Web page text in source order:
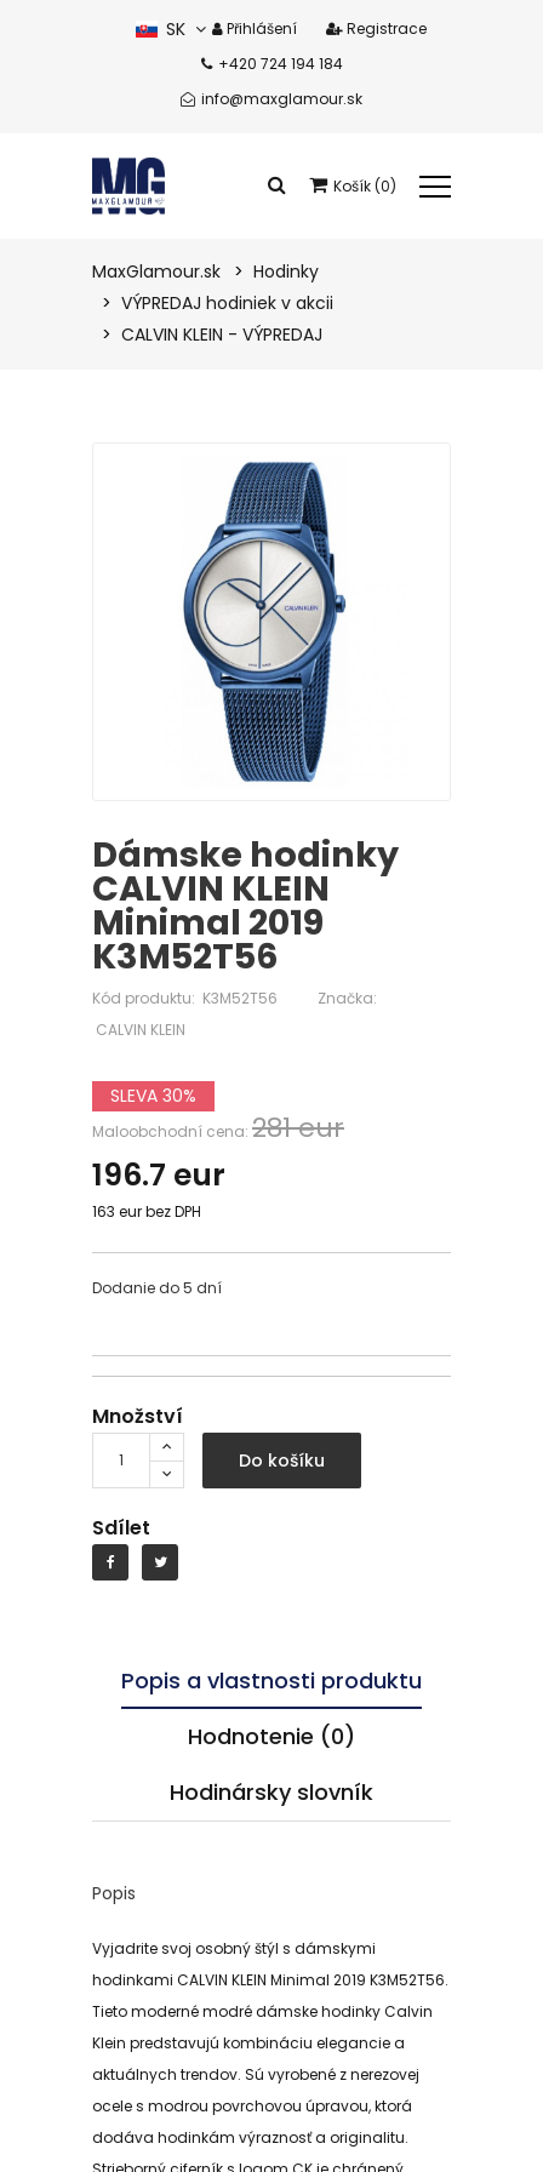
+420 724 194 184
info@maxglamour.sk
SK Přihlášení Registrace
Košík (0)
Zobrazit košík
MaxGlamour.sk
Hodinky
VÝPREDAJ hodiniek v akcii
CALVIN KLEIN - VÝPREDAJ
Dámske hodinky
CALVIN KLEIN
Minimal 2019
K3M52T56
Kód produktu: K3M52T56
Značka:
CALVIN KLEIN
SLEVA 30%
Maloobchodní cena: 281 eur
196.7 eur
163 eur bez DPH
Dodanie do 5 dní
Množství
Do košíku
Sdílet
Popis a vlastnosti produktu
Hodnotenie (0)
Hodinársky slovník
Popis
Vyjadrite svoj osobný štýl s dámskymi
hodinkami CALVIN KLEIN Minimal 2019 K3M52T56.
Tieto moderné modré dámske hodinky Calvin
Klein predstavujú kombináciu elegancie a
aktuálnych trendov. Sú vyrobené z nerezovej
ocele s modrou povrchovou úpravou, ktorá
dodáva hodinkám výraznosť a originalitu.